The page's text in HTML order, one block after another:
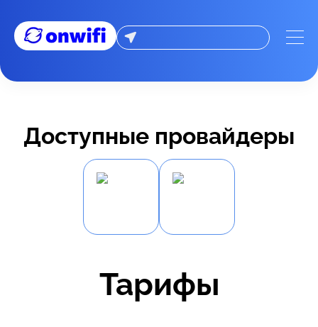
Доступные провайдеры
Тарифы